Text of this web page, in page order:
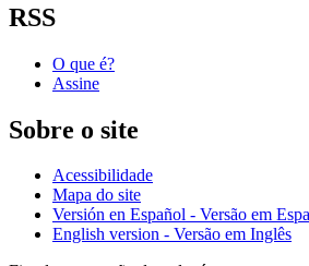
RSS
O que é?
Assine
Sobre o site
Acessibilidade
Mapa do site
Versión en Español - Versão em
English version - Versão em Inglês